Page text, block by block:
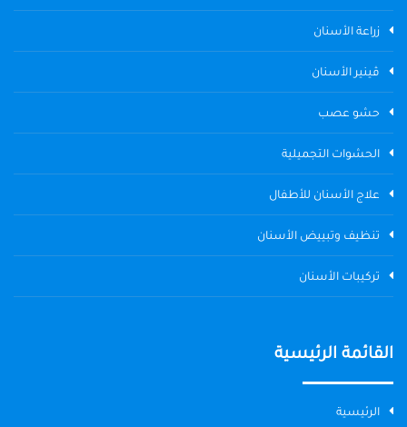
زراعة الأسنان
ڤينير الأسنان
حشو عصب
الحشوات التجميلية
علاج الأسنان للأطفال
تنظيف وتبييض الأسنان
تركيبات الأسنان
القائمة الرئيسية
الرئيسية